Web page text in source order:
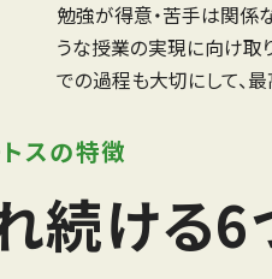
勉強が得意・苦手は関係
うな授業の実現に向け取
での過程も大切にして、
スの特徴
続ける6